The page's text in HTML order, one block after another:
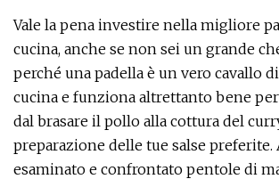
Vale la pena investire nella migliore
cucina, anche se non sei un grande
perché una padella è un vero cavallo
cucina e funziona altrettanto bene per
dal brasare il pollo alla cottura del
preparazione delle tue salse preferite.
esaminato e confrontato pentole di